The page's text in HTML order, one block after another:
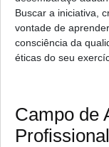
Buscar a iniciativa,
vontade de
consciência da
éticas do seu
Campo de
Profissional